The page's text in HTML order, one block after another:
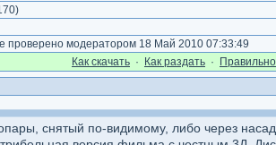
)
проверено модератором 18 Май 2010 07:33:49
Как cкачать · Как раздать ·
снятый по-видимому, либо через